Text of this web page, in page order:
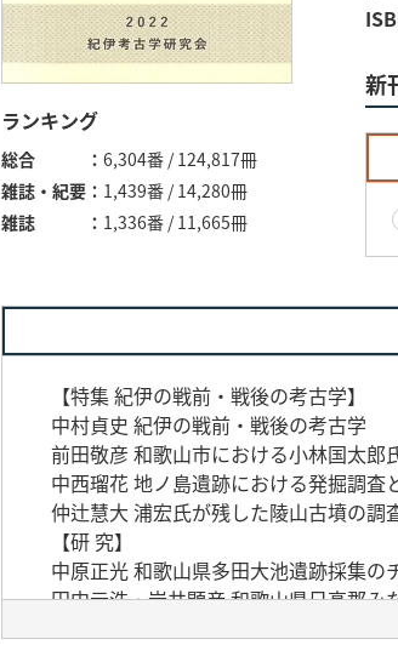
ランキング
総合
6,304番 / 124,817冊
雑誌・紀要
1,439番 / 14,280冊
雑誌
1,336番 / 11,665冊
新
【特集 紀伊の戦前・戦後の考古学】
中村貞史 紀伊の戦前・戦後の考古学
前田敬彦 和歌山市における小林国太郎
中西瑠花 地ノ島遺跡における発掘調
仲辻慧大 浦宏氏が残した陵山古墳の調
【研 究】
中原正光 和歌山県多田大池遺跡採集
田中元浩・岩井顕彦 和歌山県日高郡